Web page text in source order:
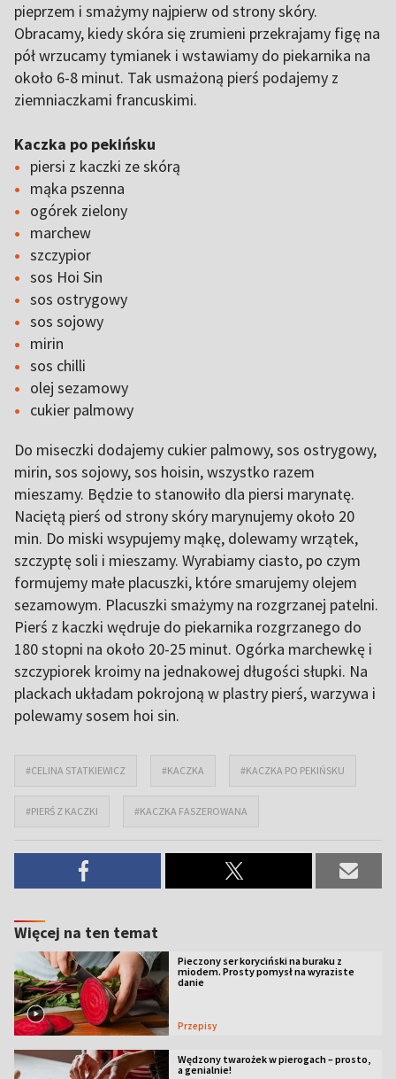
pieprzem i smażymy najpierw od strony skóry.
Obracamy, kiedy skóra się zrumieni przekrajamy figę na
pół wrzucamy tymianek i wstawiamy do piekarnika na
około 6-8 minut. Tak usmażoną pierś podajemy z
ziemniaczkami francuskimi.
Kaczka po pekińsku
piersi z kaczki ze skórą
mąka pszenna
ogórek zielony
marchew
szczypior
sos Hoi Sin
sos ostrygowy
sos sojowy
mirin
sos chilli
olej sezamowy
cukier palmowy
Do miseczki dodajemy cukier palmowy, sos ostrygowy,
mirin, sos sojowy, sos hoisin, wszystko razem
mieszamy. Będzie to stanowiło dla piersi marynatę.
Naciętą pierś od strony skóry marynujemy około 20
min. Do miski wsypujemy mąkę, dolewamy wrzątek,
szczyptę soli i mieszamy. Wyrabiamy ciasto, po czym
formujemy małe placuszki, które smarujemy olejem
sezamowym. Placuszki smażymy na rozgrzanej patelni.
Pierś z kaczki wędruje do piekarnika rozgrzanego do
180 stopni na około 20-25 minut. Ogórka marchewkę i
szczypiorek kroimy na jednakowej długości słupki. Na
plackach układam pokrojoną w plastry pierś, warzywa i
polewamy sosem hoi sin.
#CELINA STATKIEWICZ #KACZKA #KACZKA PO PEKIŃSKU
#PIERŚ Z KACZKI #KACZKA FASZEROWANA
Więcej na ten temat
Pieczony ser koryciński na buraku z
miodem. Prosty pomysł na wyraziste
danie
Przepisy
Wędzony twarożek w pierogach – prosto,
a genialnie!